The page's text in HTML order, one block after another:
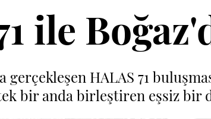
ile
gerçekleşen HALAS 71
bir anda birleştiren eşsiz bir